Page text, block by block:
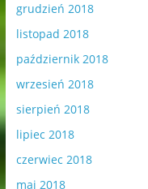
grudzień 2018
listopad 2018
październik 2018
wrzesień 2018
sierpień 2018
lipiec 2018
czerwiec 2018
maj 2018